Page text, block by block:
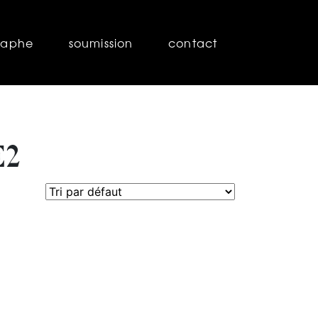
soumission contact